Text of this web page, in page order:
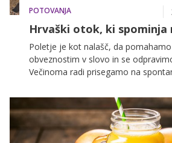
POTOVANJA
Hrvaški otok, ki spominja
Poletje je kot nalašč, da
obveznostim v slovo in se
Večinoma radi prisegamo na
predstavljamo otok Pag, ki je sicer
poznan po divjih zabavah na Zrčah,
tega čudovitega otoka, ki skriva še
Več o tem pa v nadaljevanju.